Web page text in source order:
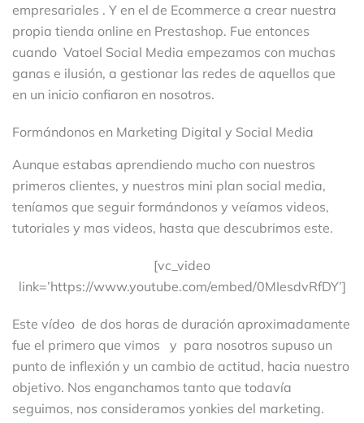
empresariales . Y en el de Ecommerce a crear nuestra
propia tienda online en Prestashop. Fue entonces
cuando Vatoel Social Media empezamos con muchas
ganas e ilusión, a gestionar las redes de aquellos que
en un inicio confiaron en nosotros.
Formándonos en Marketing Digital y Social Media
Aunque estabas aprendiendo mucho con nuestros
primeros clientes, y nuestros mini plan social media,
teníamos que seguir formándonos y veíamos videos,
tutoriales y mas videos, hasta que descubrimos este.
[vc_video
link=’https://www.youtube.com/embed/0MIesdvRfDY’]
Este vídeo de dos horas de duración aproximadamente
fue el primero que vimos y para nosotros supuso un
punto de inflexión y un cambio de actitud, hacia nuestro
objetivo. Nos enganchamos tanto que todavía
seguimos, nos consideramos yonkies del marketing.